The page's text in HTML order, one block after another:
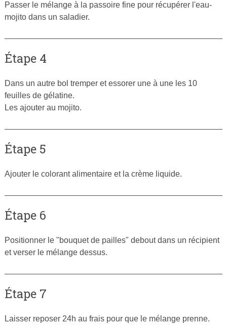
Passer le mélange à la passoire fine pour récupérer l'eau-
mojito dans un saladier.
Étape 4
Dans un autre bol tremper et essorer une à une les 10
feuilles de gélatine.
Les ajouter au mojito.
Étape 5
Ajouter le colorant alimentaire et la crème liquide.
Étape 6
Positionner le "bouquet de pailles" debout dans un récipient
et verser le mélange dessus.
Étape 7
Laisser reposer 24h au frais pour que le mélange prenne.